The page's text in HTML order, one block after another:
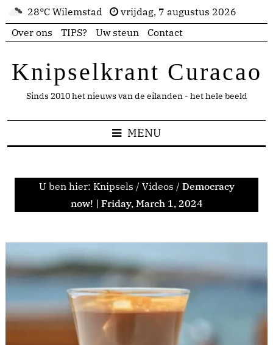
28°C Wilemstad
vrijdag, 7 augustus 2026
Over ons
TIPS? Uw steun Contact
Knipselkrant Curacao
Sinds 2010 het nieuws van de eilanden - het hele beeld
MENU
U ben hier: Knipsels / Videos / Democracy
now! | Friday, March 1, 2024